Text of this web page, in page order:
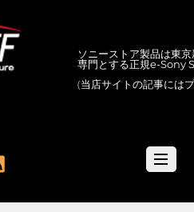
ソニーストア製品は東
専門とする正規e-Sony
(当店サイトの記事には